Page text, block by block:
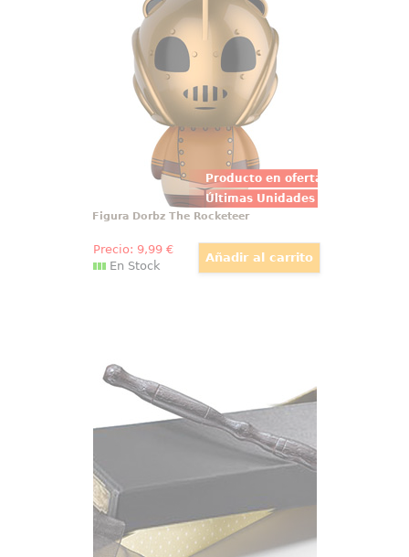
Producto en oferta
Últimas Unidades
Figura de The Rocketeer realizada
en vinilo perteneciente a la línea
Dortbz de Funko. La figura tiene
una altura aproximada de 8 cm., y
está basada en la popular película
de Disney "The Rocketeer".
Figura Dorbz The Rocketeer
Precio: 9,99€
En Stock
Detallada y mágica réplica oficial
de la varita de Vinda Rosier,
basada en la saga de películas
Animales Fantásticos. Viene en
una bonita caja de regalo y con
una cenefa para adornar.